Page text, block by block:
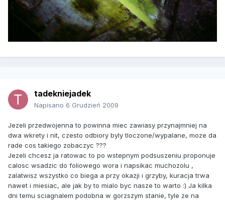
tadekniejadek
Napisano 6 Grudzień 2009
Jezeli przedwojenna to powinna miec zawiasy przynajmniej na
dwa wkrety i nit, czesto odbiory byly tloczone/wypalane, moze da
rade cos takiego zobaczyc ???
Jezeli chcesz ja ratowac to po wstepnym podsuszeniu proponuje
calosc wsadzic do foliowego wora i napsikac muchozolu ,
zalatwisz wszystko co biega a przy okazji i grzyby, kuracja trwa
nawet i miesiac, ale jak by to mialo byc nasze to warto :) Ja kilka
dni temu sciagnalem podobna w gorzszym stanie, tyle ze na